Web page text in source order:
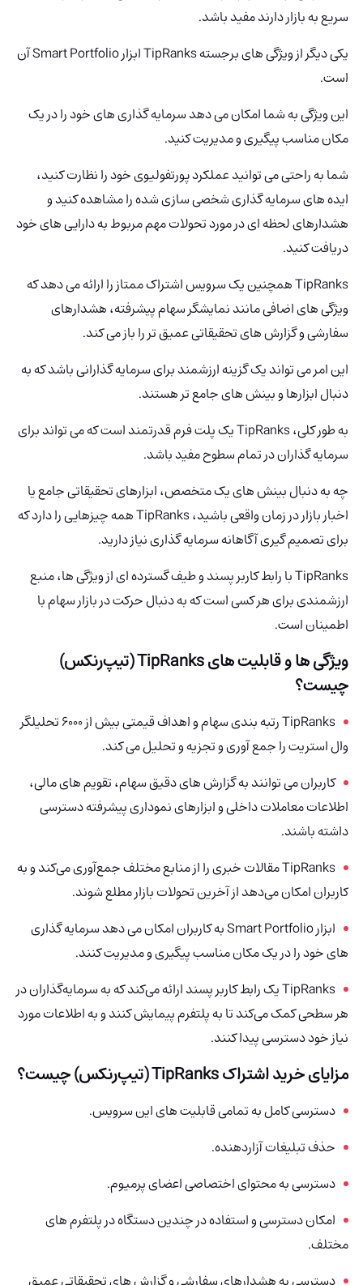
سریع به بازار دارند مفید باشد.
یکی دیگر از ویژگی های برجسته TipRanks ابزار Smart Portfolio آن
است.
این ویژگی به شما امکان می دهد سرمایه گذاری های خود را در یک
مکان مناسب پیگیری و مدیریت کنید.
شما به راحتی می توانید عملکرد پورتفولیوی خود را نظارت کنید،
ایده های سرمایه گذاری شخصی سازی شده را مشاهده کنید و
هشدارهای لحظه ای در مورد تحولات مهم مربوط به دارایی های خود
دریافت کنید.
TipRanks همچنین یک سرویس اشتراک ممتاز را ارائه می دهد که
ویژگی های اضافی مانند نمایشگر سهام پیشرفته، هشدارهای
سفارشی و گزارش های تحقیقاتی عمیق تر را باز می کند.
این امر می تواند یک گزینه ارزشمند برای سرمایه گذارانی باشد که به
دنبال ابزارها و بینش های جامع تر هستند.
به طور کلی، TipRanks
یک پلت فرم قدرتمند است که می تواند برای
سرمایه گذاران در تمام سطوح مفید باشد.
چه به دنبال بینش های یک متخصص، ابزارهای تحقیقاتی جامع یا
اخبار بازار در زمان واقعی باشید، TipRanks همه چیزهایی را دارد که
برای تصمیم گیری آگاهانه سرمایه گذاری نیاز دارید.
TipRanks با رابط کاربر پسند و طیف گسترده ای از ویژگی ها، منبع
ارزشمندی برای هر کسی است که به دنبال حرکت در بازار سهام با
اطمینان است.
ویژگی ها و قابلیت های TipRanks (تیپ‌رنکس)
چیست؟
TipRanks رتبه بندی سهام و اهداف قیمتی بیش از 6000 تحلیلگر
وال استریت را جمع آوری و تجزیه و تحلیل می کند.
کاربران می توانند به گزارش های دقیق سهام، تقویم های مالی،
اطلاعات معاملات داخلی و ابزارهای نموداری پیشرفته دسترسی
داشته باشند.
TipRanksمقالات خبری را از منابع مختلف جمع‌آوری می‌کند و به
کاربران امکان می‌دهد از آخرین تحولات بازار مطلع شوند.
ابزار Smart Portfolio به کاربران امکان می دهد سرمایه گذاری
های خود را در یک مکان مناسب پیگیری و مدیریت کنند.
TipRanks یک رابط کاربر پسند ارائه می‌کند که به سرمایه‌گذاران در
هر سطحی کمک می‌کند تا به پلتفرم پیمایش کنند و به اطلاعات مورد
نیاز خود دسترسی پیدا کنند.
مزایای خرید اشتراک TipRanks (تیپ‌رنکس) چیست؟
دسترسی کامل به تمامی قابلیت های این سرویس.
حذف تبلیغات آزاردهنده.
دسترسی به محتوای اختصاصی اعضای پرمیوم.
امکان دسترسی و استفاده در چندین دستگاه در پلتفرم های
مختلف.